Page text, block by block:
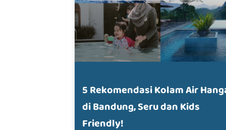
5 Rekomendasi Kolam Air
di Bandung, Seru dan Kids
Friendly!